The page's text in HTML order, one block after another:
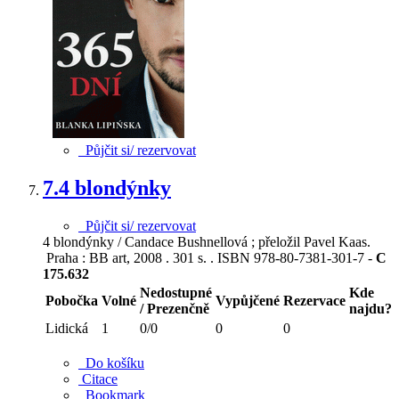
Půjčit si/ rezervovat
7.4 blondýnky
Půjčit si/ rezervovat
4 blondýnky / Candace Bushnellová ; přeložil Pavel Kaas.
Praha : BB art, 2008 . 301 s. . ISBN 978-80-7381-301-7 - C
175.632
Pobočka Volné
Nedostupné
/ Prezenčně
Vypůjčené Rezervace
Kde
najdu?
Lidická
1 0/0 0 0
Do košíku
Citace
Bookmark